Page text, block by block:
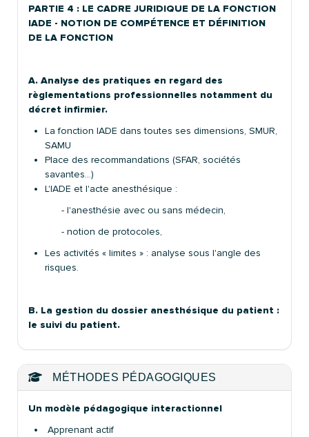
PARTIE 4 : LE CADRE JURIDIQUE DE LA FONCTION
IADE - NOTION DE COMPÉTENCE ET DÉFINITION
DE LA FONCTION
A. Analyse des pratiques en regard des
règlementations professionnelles notamment du
décret infirmier.
La fonction IADE dans toutes ses dimensions, SMUR,
SAMU
Place des recommandations (SFAR, sociétés
savantes…)
L'IADE et l'acte anesthésique :
- l'anesthésie avec ou sans médecin,
- notion de protocoles,
Les activités « limites » : analyse sous l'angle des
risques.
B. La gestion du dossier anesthésique du patient :
le suivi du patient.
MÉTHODES PÉDAGOGIQUES
Un modèle pédagogique interactionnel
Apprenant actif